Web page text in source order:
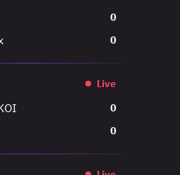
0
0
Live
0
0